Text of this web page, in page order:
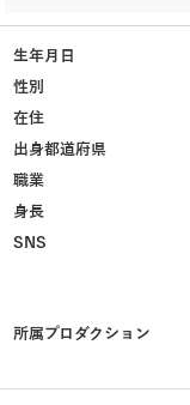
生年月日
性別
在住
出身都道府県
職業
身長
SNS
所属プロダクション